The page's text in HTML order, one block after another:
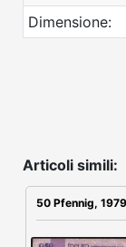
Dimensione:
Articoli simili:
50 Pfennig, 1979